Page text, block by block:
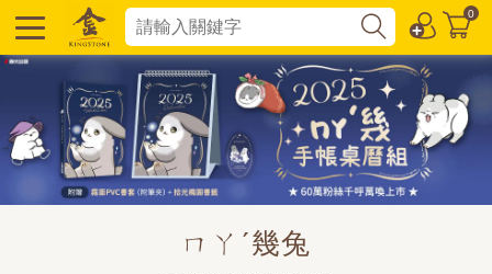
0
ㄇㄚˊ幾兔